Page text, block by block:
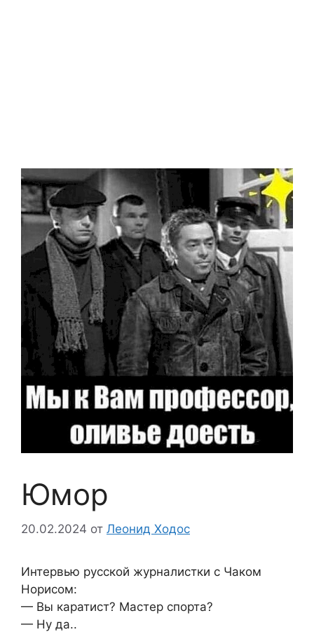
Юмор
20.02.2024 от Леонид Ходос
Интервью русской журналистки с Чаком
Норисом:
— Вы каратист? Мастер спорта?
— Ну да..